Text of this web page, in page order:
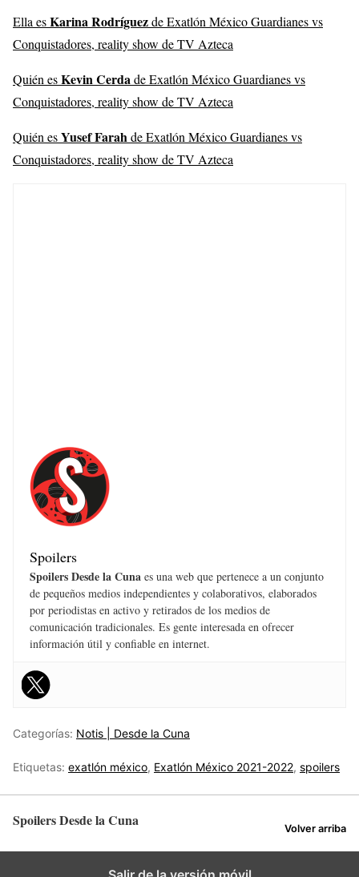
Ella esKarina Rodríguezde Exatlón México Guardianes vs
Conquistadores, reality show de TV Azteca
Quién esKevin Cerdade Exatlón México Guardianes vs
Conquistadores, reality show de TV Azteca
Quién esYusef Farahde Exatlón México Guardianes vs
Conquistadores, reality show de TV Azteca
Spoilers
Spoilers Desde la Cuna es una web que pertenece a un conjunto
de pequeños medios independientes y colaborativos, elaborados
por periodistas en activo y retirados de los medios de
comunicación tradicionales. Es gente interesada en ofrecer
información útil y confiable en internet.
Categorías: Notis | Desde la Cuna
Etiquetas: exatlón méxico, Exatlón México 2021-2022, spoilers
Spoilers Desde la Cuna Volver arriba